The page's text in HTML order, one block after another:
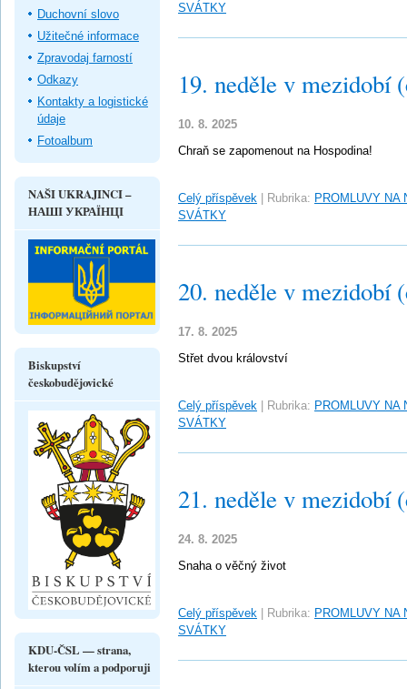
SVÁTKY
19. neděle v mezidobí
10. 8. 2025
Chraň se zapomenout na Hospodina!
Celý příspěvek Rubrika: PROMLUVY NA
SVÁTKY
20. neděle v mezidobí
17. 8. 2025
Střet dvou království
Celý příspěvek Rubrika: PROMLUVY NA
SVÁTKY
21. neděle v mezidobí
24. 8. 2025
Snaha o věčný život
Celý příspěvek Rubrika: PROMLUVY NA
SVÁTKY
Duchovní slovo
Užitečné informace
Zpravodaj farností
Odkazy
Kontakty a logistické
údaje
Fotoalbum
NAŠI UKRAJINCI –
НАШІ УКРАЇНЦІ
Biskupství
českobudějovické
KDU-ČSL — strana,
kterou volím a podporuji